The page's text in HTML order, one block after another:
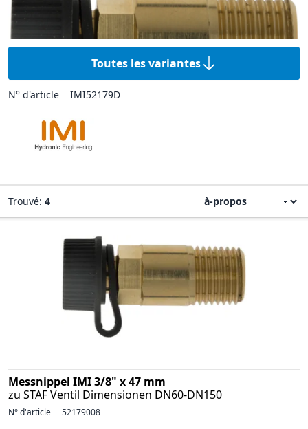
Toutes les variantes
N° d'article IMI52179D
Trouvé: 4
Messnippel IMI 3/8" x 47 mm
zu STAF Ventil Dimensionen DN60-DN150
N° d'article 52179008